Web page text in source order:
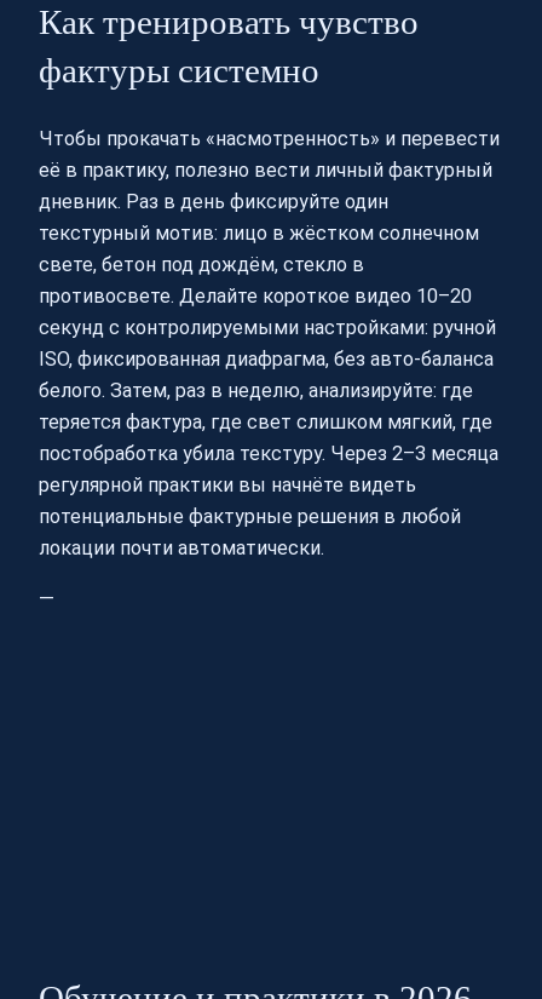
Как тренировать чувство
фактуры системно
Чтобы прокачать «насмотренность» и перевести
её в практику, полезно вести личный фактурный
дневник. Раз в день фиксируйте один
текстурный мотив: лицо в жёстком солнечном
свете, бетон под дождём, стекло в
противосвете. Делайте короткое видео 10–20
секунд с контролируемыми настройками: ручной
ISO, фиксированная диафрагма, без авто‑баланса
белого. Затем, раз в неделю, анализируйте: где
теряется фактура, где свет слишком мягкий, где
постобработка убила текстуру. Через 2–3 месяца
регулярной практики вы начнёте видеть
потенциальные фактурные решения в любой
локации почти автоматически.
—